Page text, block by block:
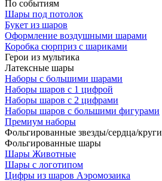
По событиям
Шары под потолок
Букет из шаров
Оформление воздушными шарами
Коробка сюрприз с шариками
Герои из мультика
Латексные шары
Наборы с большими шарами
Наборы шаров с 1 цифрой
Наборы шаров с 2 цифрами
Наборы шаров с большими фигурами
Премиум наборы
Фольгированные звезды/сердца/круги
Фольгированные шары
Шары Животные
Шары с логотипом
Цифры из шаров Аэромозаика